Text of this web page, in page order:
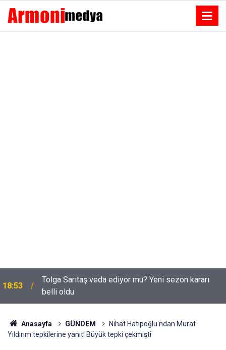
18:53
Tolga Sarıtaş veda ediyor mu? Yeni sezon kararı
belli oldu
Anasayfa GÜNDEM
Nihat Hatipoğlu'ndan Murat
Yıldırım tepkilerine yanıt! Büyük tepki çekmişti